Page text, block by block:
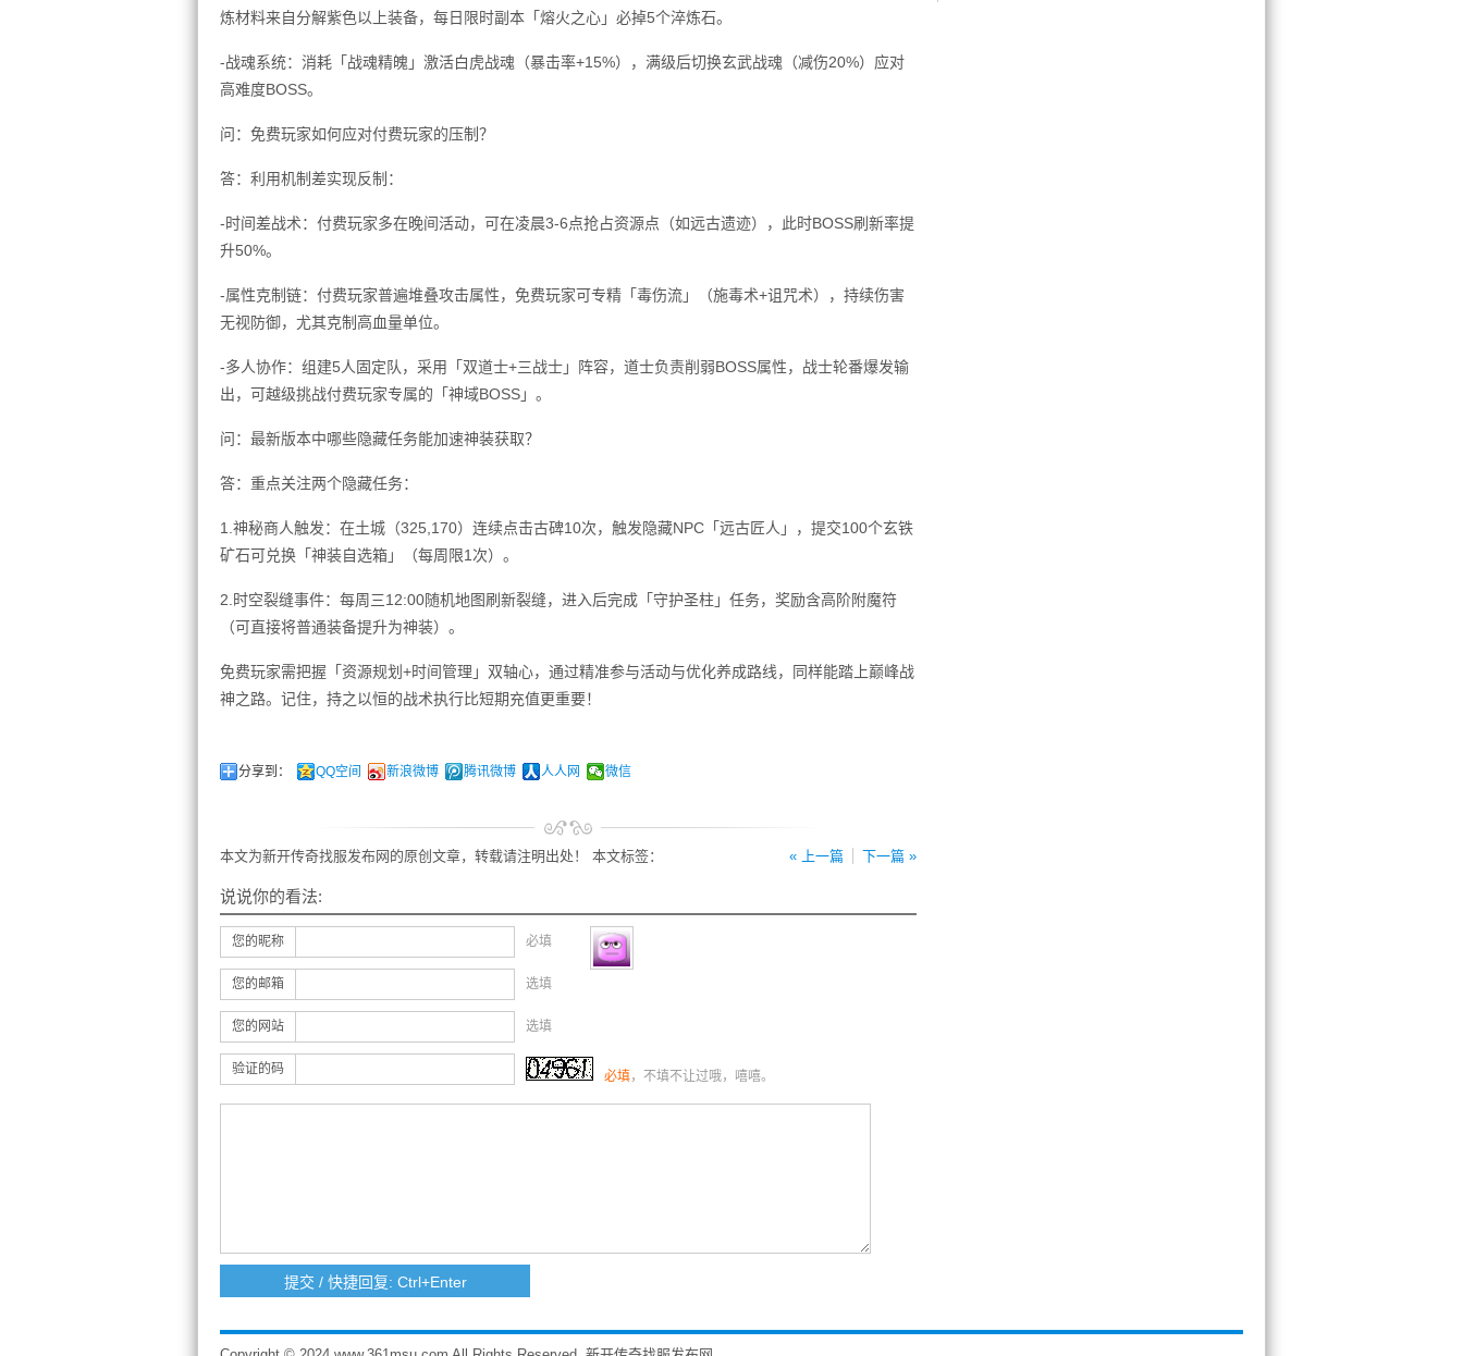
炼材料来自分解紫色以上装备，每日限时副本「熔火之心」必掉5个淬炼石。
-战魂系统：消耗「战魂精魄」激活白虎战魂（暴击率+15%），满级后切换玄武战魂（减伤20%）应对
高难度BOSS。
问：免费玩家如何应对付费玩家的压制？
答：利用机制差实现反制：
-时间差战术：付费玩家多在晚间活动，可在凌晨3-6点抢占资源点（如远古遗迹），此时BOSS刷新率提
升50%。
-属性克制链：付费玩家普遍堆叠攻击属性，免费玩家可专精「毒伤流」（施毒术+诅咒术），持续伤害
无视防御，尤其克制高血量单位。
-多人协作：组建5人固定队，采用「双道士+三战士」阵容，道士负责削弱BOSS属性，战士轮番爆发输
出，可越级挑战付费玩家专属的「神域BOSS」。
问：最新版本中哪些隐藏任务能加速神装获取？
答：重点关注两个隐藏任务：
1.神秘商人触发：在土城（325,170）连续点击古碑10次，触发隐藏NPC「远古匠人」，提交100个玄铁
矿石可兑换「神装自选箱」（每周限1次）。
2.时空裂缝事件：每周三12:00随机地图刷新裂缝，进入后完成「守护圣柱」任务，奖励含高阶附魔符
（可直接将普通装备提升为神装）。
免费玩家需把握「资源规划+时间管理」双轴心，通过精准参与活动与优化养成路线，同样能踏上巅峰战
神之路。记住，持之以恒的战术执行比短期充值更重要！
分享到： QQ空间 新浪微博 腾讯微博 人人网 微信
« 上一篇 下一篇 »
本文为新开传奇找服发布网的原创文章，转载请注明出处！ 本文标签：
说说你的看法:
您的昵称 必填
您的邮箱 选填
您的网站 选填
验证的码 必填，不填不让过哦，嘻嘻。